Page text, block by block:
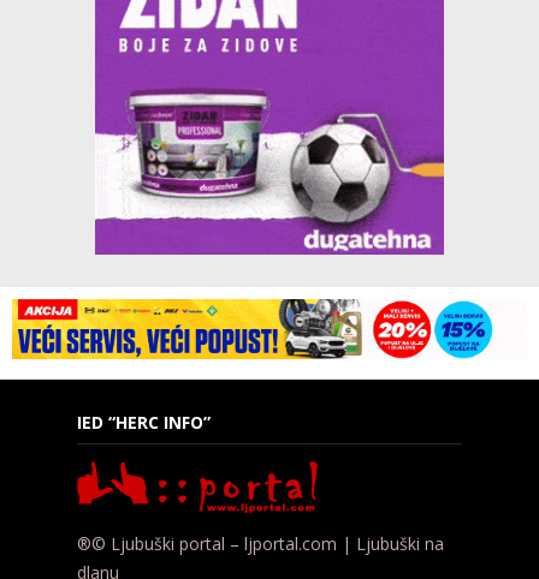
IED “HERC INFO”
®© Ljubuški portal – ljportal.com | Ljubuški na
dlanu